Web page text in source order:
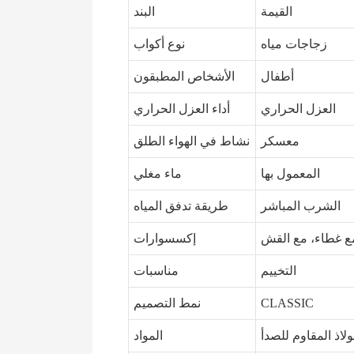
البند القيمة
نوع أكواب زجاجات مياه
الأشخاص المطبقون أطفال
أداء العزل الحراري العزل الحراري
نشاط في الهواء الطلق معسكر
ماء مغلي المعمول بها
طريقة تدفق المياه الشرب المباشر
إكسسوارات غطاء، مع القش
مناسبات التخييم
نمط التصميم CLASSIC
المواد المقاوم للصدأ